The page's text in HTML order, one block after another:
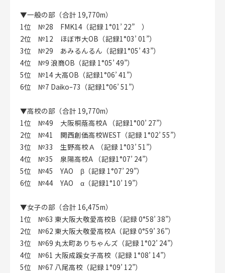
▼一般の部（合計 19,770m）
1位 №28 FMK14（記録 1°01’ 22” ）
2位 №12 ほぼ市大OB（記録1°03’ 01”）
3位 №29 あみるんるん（記録1°05’ 43”）
4位 №9 浪商OB（記録 1°05’ 49”）
5位 №14 大高OB（記録1°06’ 41”）
6位 №7 Daikoｰ73（記録1°06’ 51”）
▼高校の部（合計 19,770m）
1位 №49 大阪桐蔭高校A （記録1°00’ 27”）
2位 №41 関西創価高校WEST（記録 1°02’ 55”）
3位 №33 生野高校Ａ （記録 1°03’ 51”）
4位 №35 泉陽高校A （記録1°07’ 24”）
5位 №45 YAO β（記録 1°07’ 29”）
6位 №44 YAO α（記録1°10’ 19”）
▼女子の部（合計 16,475m）
1位 №63 東大阪大敬愛高校B（記録 0°58’ 38”）
2位 №62 東大阪大敬愛高校A（記録 0°59’ 36”）
3位 №69 丸太町ありちゃんズ（記録 1°02’ 24”）
4位 №61 大阪成蹊女子高校（記録 1°08’ 14”）
5位 №67 八尾高校（記録 1°09’ 12”）